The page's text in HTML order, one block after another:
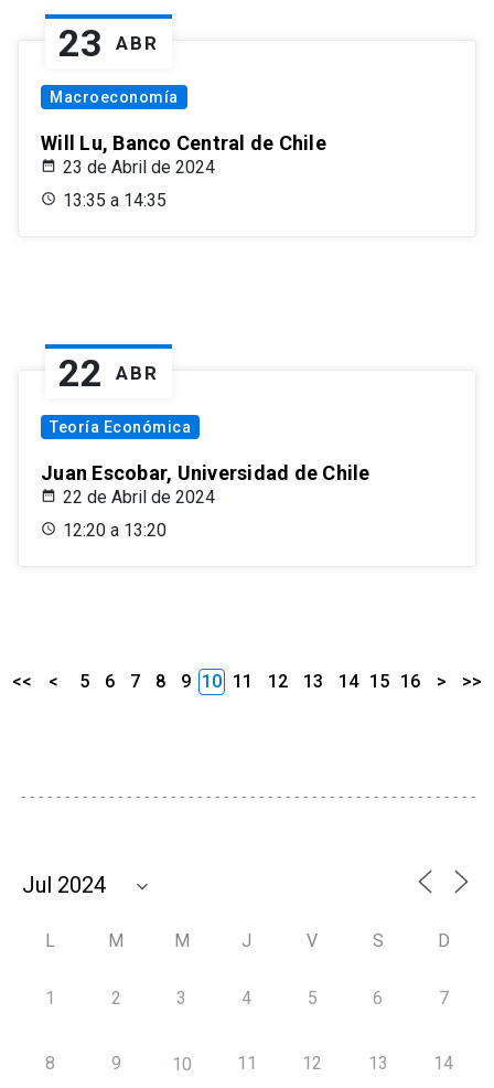
23 ABR
Macroeconomía
Will Lu, Banco Central de Chile
23 de Abril de 2024
13:35 a 14:35
22 ABR
Teoría Económica
Juan Escobar, Universidad de Chile
22 de Abril de 2024
12:20 a 13:20
<< < 5 6 7 8 9 10 11 12 13 14 15 16 > >>
L M M J V S D
1 2 3 4 5 6 7
8 9 10 11 12 13 14